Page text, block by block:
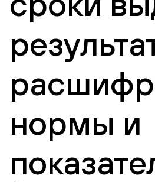
нормы и